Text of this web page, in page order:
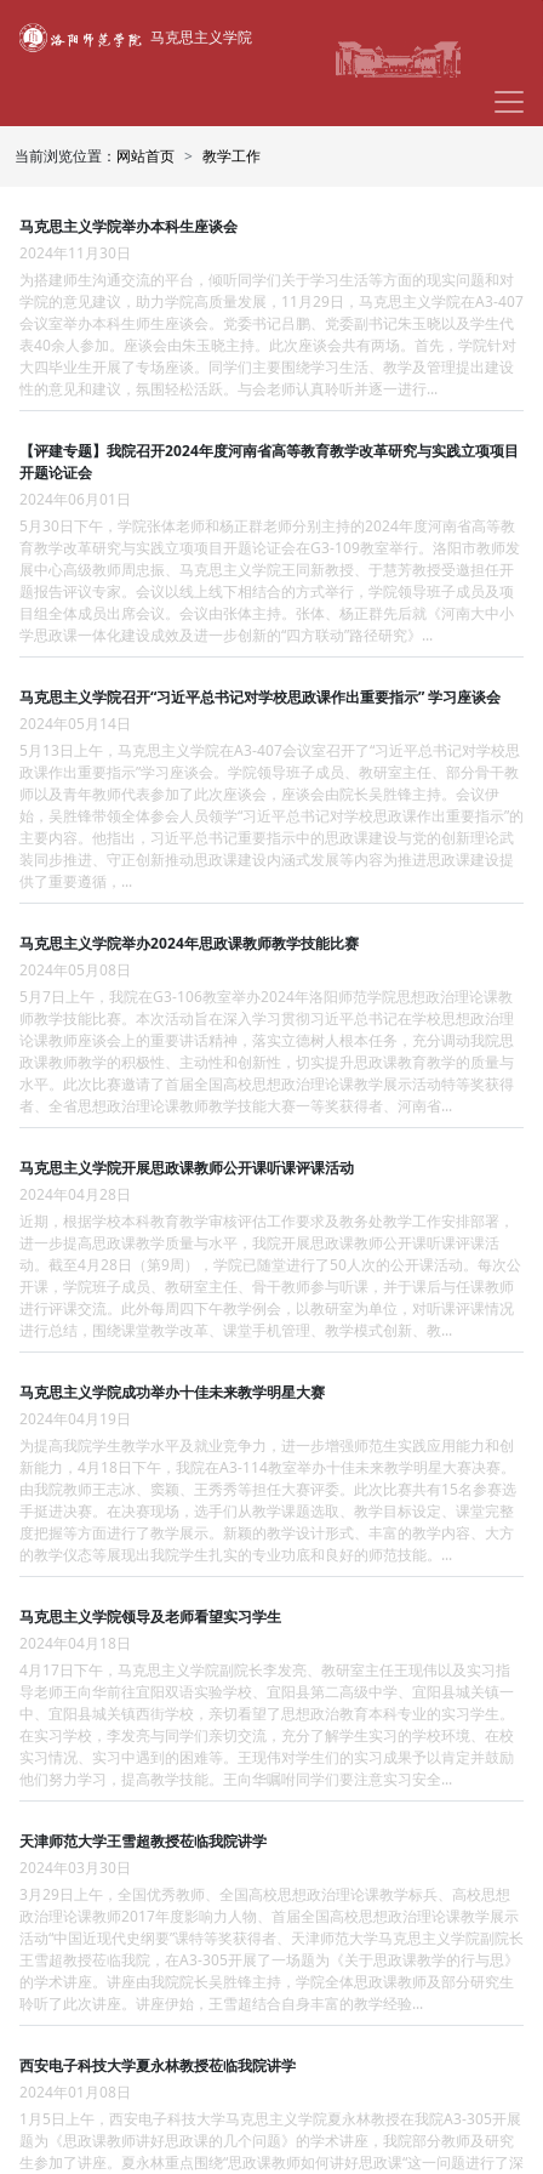
马克思主义学院
当前浏览位置： 网站首页 教学工作
马克思主义学院举办本科生座谈会
2024年11月30日
为搭建师生沟通交流的平台，倾听同学们关于学习生活等方面的现实问题和对
学院的意见建议，助力学院高质量发展，11月29日，马克思主义学院在A3-407
会议室举办本科生师生座谈会。党委书记吕鹏、党委副书记朱玉晓以及学生代
表40余人参加。座谈会由朱玉晓主持。此次座谈会共有两场。首先，学院针对
大四毕业生开展了专场座谈。同学们主要围绕学习生活、教学及管理提出建设
性的意见和建议，氛围轻松活跃。与会老师认真聆听并逐一进行...
【评建专题】我院召开2024年度河南省高等教育教学改革研究与实践立项项目
开题论证会
2024年06月01日
5月30日下午，学院张体老师和杨正群老师分别主持的2024年度河南省高等教
育教学改革研究与实践立项项目开题论证会在G3-109教室举行。洛阳市教师发
展中心高级教师周忠振、马克思主义学院王同新教授、于慧芳教授受邀担任开
题报告评议专家。会议以线上线下相结合的方式举行，学院领导班子成员及项
目组全体成员出席会议。会议由张体主持。张体、杨正群先后就《河南大中小
学思政课一体化建设成效及进一步创新的“四方联动”路径研究》...
马克思主义学院召开“习近平总书记对学校思政课作出重要指示” 学习座谈会
2024年05月14日
5月13日上午，马克思主义学院在A3-407会议室召开了“习近平总书记对学校思
政课作出重要指示”学习座谈会。学院领导班子成员、教研室主任、部分骨干教
师以及青年教师代表参加了此次座谈会，座谈会由院长吴胜锋主持。会议伊
始，吴胜锋带领全体参会人员领学“习近平总书记对学校思政课作出重要指示”的
主要内容。他指出，习近平总书记重要指示中的思政课建设与党的创新理论武
装同步推进、守正创新推动思政课建设内涵式发展等内容为推进思政课建设提
供了重要遵循，...
马克思主义学院举办2024年思政课教师教学技能比赛
2024年05月08日
5月7日上午，我院在G3-106教室举办2024年洛阳师范学院思想政治理论课教
师教学技能比赛。本次活动旨在深入学习贯彻习近平总书记在学校思想政治理
论课教师座谈会上的重要讲话精神，落实立德树人根本任务，充分调动我院思
政课教师教学的积极性、主动性和创新性，切实提升思政课教育教学的质量与
水平。此次比赛邀请了首届全国高校思想政治理论课教学展示活动特等奖获得
者、全省思想政治理论课教师教学技能大赛一等奖获得者、河南省...
马克思主义学院开展思政课教师公开课听课评课活动
2024年04月28日
近期，根据学校本科教育教学审核评估工作要求及教务处教学工作安排部署，
进一步提高思政课教学质量与水平，我院开展思政课教师公开课听课评课活
动。截至4月28日（第9周），学院已随堂进行了50人次的公开课活动。每次公
开课，学院班子成员、教研室主任、骨干教师参与听课，并于课后与任课教师
进行评课交流。此外每周四下午教学例会，以教研室为单位，对听课评课情况
进行总结，围绕课堂教学改革、课堂手机管理、教学模式创新、教...
马克思主义学院成功举办十佳未来教学明星大赛
2024年04月19日
为提高我院学生教学水平及就业竞争力，进一步增强师范生实践应用能力和创
新能力，4月18日下午，我院在A3-114教室举办十佳未来教学明星大赛决赛。
由我院教师王志冰、窦颖、王秀秀等担任大赛评委。此次比赛共有15名参赛选
手挺进决赛。在决赛现场，选手们从教学课题选取、教学目标设定、课堂完整
度把握等方面进行了教学展示。新颖的教学设计形式、丰富的教学内容、大方
的教学仪态等展现出我院学生扎实的专业功底和良好的师范技能。...
马克思主义学院领导及老师看望实习学生
2024年04月18日
4月17日下午，马克思主义学院副院长李发亮、教研室主任王现伟以及实习指
导老师王向华前往宜阳双语实验学校、宜阳县第二高级中学、宜阳县城关镇一
中、宜阳县城关镇西街学校，亲切看望了思想政治教育本科专业的实习学生。
在实习学校，李发亮与同学们亲切交流，充分了解学生实习的学校环境、在校
实习情况、实习中遇到的困难等。王现伟对学生们的实习成果予以肯定并鼓励
他们努力学习，提高教学技能。王向华嘱咐同学们要注意实习安全...
天津师范大学王雪超教授莅临我院讲学
2024年03月30日
3月29日上午，全国优秀教师、全国高校思想政治理论课教学标兵、高校思想
政治理论课教师2017年度影响力人物、首届全国高校思想政治理论课教学展示
活动“中国近现代史纲要”课特等奖获得者、天津师范大学马克思主义学院副院长
王雪超教授莅临我院，在A3-305开展了一场题为《关于思政课教学的行与思》
的学术讲座。讲座由我院院长吴胜锋主持，学院全体思政课教师及部分研究生
聆听了此次讲座。讲座伊始，王雪超结合自身丰富的教学经验...
西安电子科技大学夏永林教授莅临我院讲学
2024年01月08日
1月5日上午，西安电子科技大学马克思主义学院夏永林教授在我院A3-305开展
题为《思政课教师讲好思政课的几个问题》的学术讲座，我院部分教师及研究
生参加了讲座。夏永林重点围绕“思政课教师如何讲好思政课“这一问题进行了深